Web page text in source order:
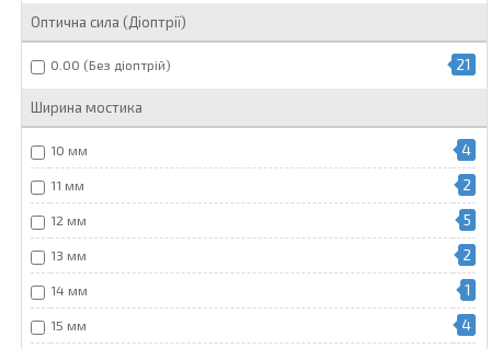
Оптична сила (Діоптрії)
0.00 (Без діоптрій) 21
Ширина мостика
10 мм 4
11 мм 2
12 мм 5
13 мм 2
14 мм 1
15 мм 4